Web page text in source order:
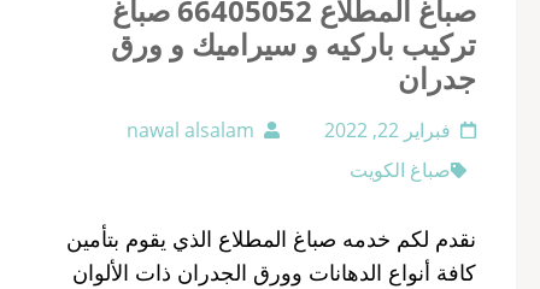
صباغ المطلاع 66405052 صباغ
تركيب باركيه و سيراميك و ورق
جدران
فبراير 22, 2022
nawal alsalam
صباغ الكويت
نقدم لكم خدمه صباغ المطلاع الذي يقوم بتأمين
كافة أنواع الدهانات وورق الجدران ذات الألوان